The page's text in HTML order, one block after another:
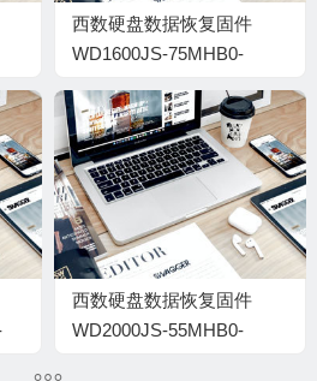
西数硬盘数据恢复固件
WD1600JS-75MHB0-
WMANM1001698-0206
西数硬盘数据恢复固件
WD2000JS-55MHB0-